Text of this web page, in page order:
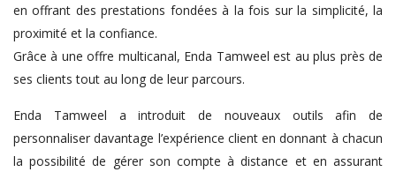
en offrant des prestations fondées à la fois sur la simplicité, la
proximité et la confiance.
Grâce à une offre multicanal, Enda Tamweel est au plus près de
ses clients tout au long de leur parcours.
Enda Tamweel a introduit de nouveaux outils afin de
personnaliser davantage l’expérience client en donnant à chacun
la possibilité de gérer son compte à distance et en assurant